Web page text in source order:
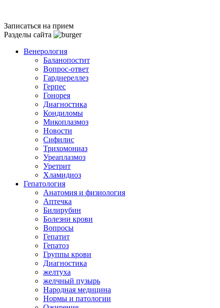
Записаться на прием
Разделы сайта
Венерология
Баланопостит
Вопрос-ответ
Гарднереллез
Герпес
Гонорея
Диагностика
Кондиломы
Микоплазмоз
Новости
Сифилис
Трихомониаз
Уреаплазмоз
Уретрит
Хламидиоз
Гепатология
Анатомия и физиология
Аптечка
Билирубин
Болезни крови
Вопросы
Гепатит
Гепатоз
Группы крови
Диагностика
желтуха
желчный пузырь
Народная медицина
Нормы и патологии